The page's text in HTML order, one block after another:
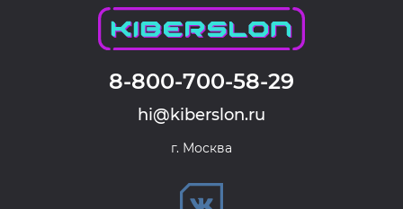
8-800-700-58-29
hi@kiberslon.ru
г. Москва